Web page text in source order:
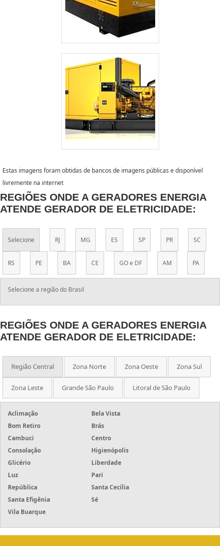
Estas imagens foram obtidas de bancos de imagens públicas e disponível
livremente na internet
REGIÕES ONDE A GERADORES ENERGIA
ATENDE GERADOR DE ELETRICIDADE:
Selecione RJ MG ES SP PR SC
RS PE BA CE GO e DF AM PA
Selecione a região do Brasil
REGIÕES ONDE A GERADORES ENERGIA
ATENDE GERADOR DE ELETRICIDADE:
Região Central Zona Norte Zona Oeste Zona Sul
Zona Leste Grande São Paulo Litoral de São Paulo
Aclimação
Bela Vista
Bom Retiro
Brás
Cambuci
Centro
Consolação
Higienópolis
Glicério
Liberdade
Luz
Pari
República
Santa Cecília
Santa Efigênia
Sé
Vila Buarque